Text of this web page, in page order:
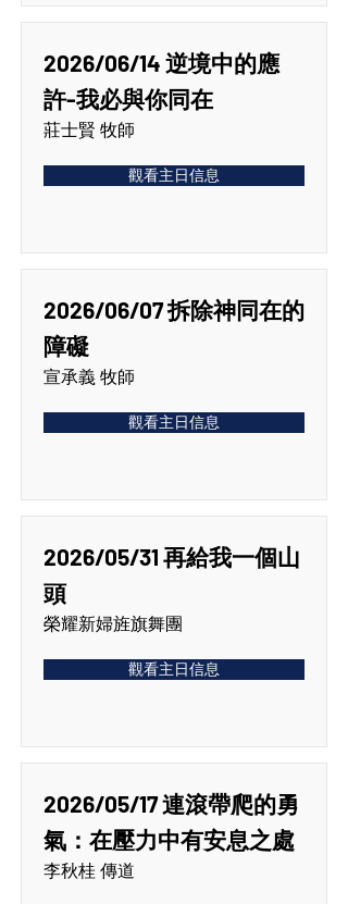
2026/06/14 逆境中的應
許-我必與你同在
莊士賢 牧師
觀看主日信息
2026/06/07 拆除神同在的
障礙
宣承義 牧師
觀看主日信息
2026/05/31 再給我一個山
頭
榮耀新婦旌旗舞團
觀看主日信息
2026/05/17 連滾帶爬的勇
氣：在壓力中有安息之處
李秋桂 傳道